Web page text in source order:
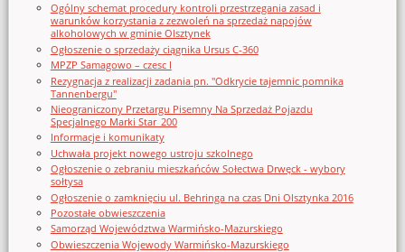
Ogólny schemat procedury kontroli przestrzegania zasad i
warunków korzystania z zezwoleń na sprzedaż napojów
alkoholowych w gminie Olsztynek
Ogłoszenie o sprzedaży ciągnika Ursus C-360
MPZP Samagowo – czesc I
Rezygnacja z realizacji zadania pn. "Odkrycie tajemnic pomnika
Tannenbergu"
Nieograniczony Przetargu Pisemny Na Sprzedaż Pojazdu
Specjalnego Marki Star_200
Informacje i komunikaty
Uchwała projekt nowego ustroju szkolnego
Ogłoszenie o zebraniu mieszkańców Sołectwa Drwęck - wybory
sołtysa
Ogłoszenie o zamknięciu ul. Behringa na czas Dni Olsztynka 2016
Pozostałe obwieszczenia
Samorząd Województwa Warmińsko-Mazurskiego
Obwieszczenia Wojewody Warmińsko-Mazurskiego